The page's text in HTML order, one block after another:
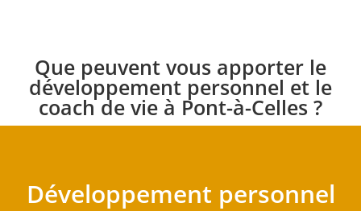
Que peuvent vous apporter le
développement personnel et le
coach de vie à Pont-à-Celles ?
Développement personnel